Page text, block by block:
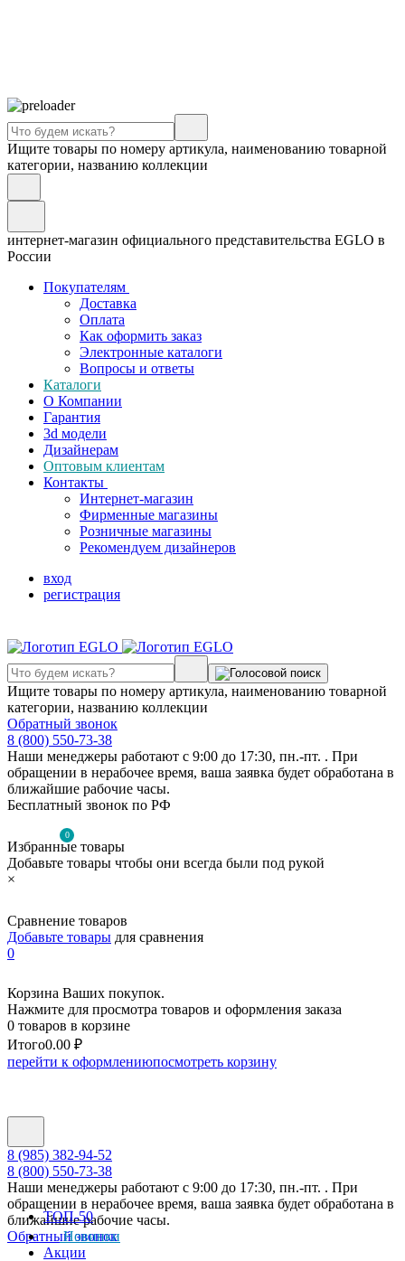
Ищите товары по номеру артикула, наименованию товарной
категории, названию коллекции
интернет-магазин официального представительства EGLO в
России
Покупателям
Доставка
Оплата
Как оформить заказ
Электронные каталоги
Вопросы и ответы
Каталоги
О Компании
Гарантия
3d модели
Дизайнерам
Оптовым клиентам
Контакты
Интернет-магазин
Фирменные магазины
Розничные магазины
Рекомендуем дизайнеров
вход
регистрация
Ищите товары по номеру артикула, наименованию товарной
категории, названию коллекции
Обратный звонок
8 (800) 550-73-38
Наши менеджеры работают с 9:00 до 17:30, пн.-пт. . При
обращении в нерабочее время, ваша заявка будет обработана в
ближайшие рабочие часы.
Бесплатный звонок по РФ
0
Избранные товары
Добавьте товары чтобы они всегда были под рукой
×
Сравнение товаров
Добавьте товары для сравнения
0
Корзина Ваших покупок.
Нажмите для просмотра товаров и оформления заказа
0 товаров в корзине
Итого0.00 ₽
перейти к оформлениюпосмотреть корзину
8 (985) 382-94-52
8 (800) 550-73-38
Наши менеджеры работают с 9:00 до 17:30, пн.-пт. . При
обращении в нерабочее время, ваша заявка будет обработана в
ближайшие рабочие часы.
Обратный звонок
ТОП-50
Новинки
Акции